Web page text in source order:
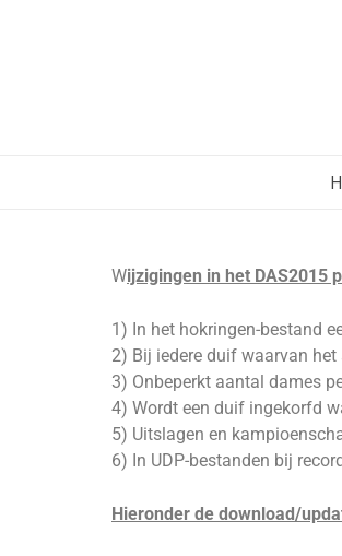
Wijzigingen in het DAS2015
1) In het hokringen-bestand
2) Bij iedere duif waarvan
3) Onbeperkt aantal dames
4) Wordt een duif ingekorfd
5) Uitslagen en
6) In UDP-bestanden bij
Hieronder de download/